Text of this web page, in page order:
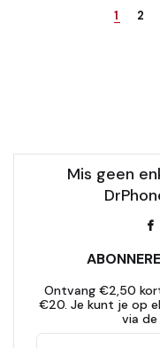
1 2
Mis geen
Ontvang €2,50
€20. Je kunt je op
via de